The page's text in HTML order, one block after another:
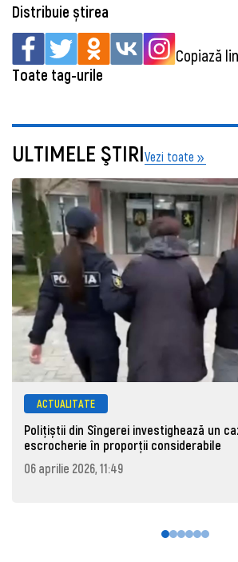
Distribuie știrea
Copiază
Toate tag-urile
ULTIMELE ŞTIRIVezi toate
ACTUALITATE
Polițiștii din Sîngerei investighează un
escrocherie în proporții considerabile
06 aprilie 2026, 11:49